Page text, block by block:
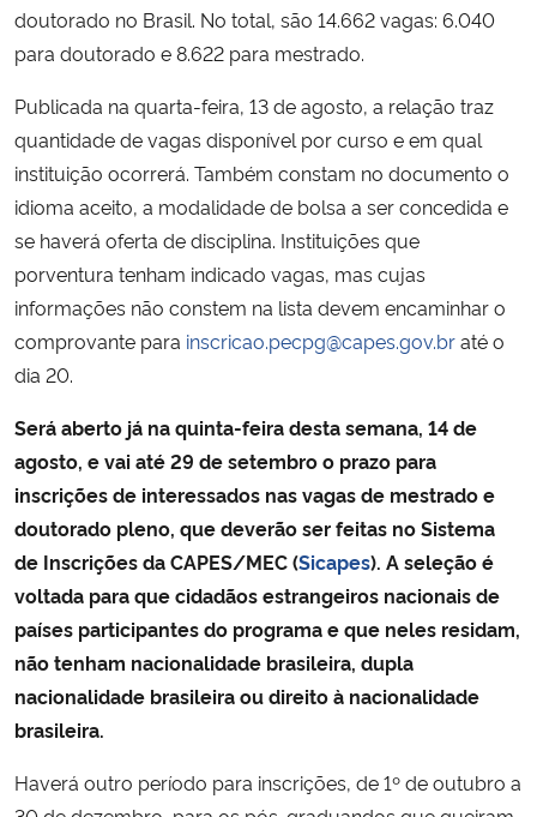
doutorado no Brasil. No total, são 14.662 vagas: 6.040
para doutorado e 8.622 para mestrado.
Publicada na quarta-feira, 13 de agosto, a relação traz
quantidade de vagas disponível por curso e em qual
instituição ocorrerá. Também constam no documento o
idioma aceito, a modalidade de bolsa a ser concedida e
se haverá oferta de disciplina. Instituições que
porventura tenham indicado vagas, mas cujas
informações não constem na lista devem encaminhar o
comprovante para inscricao.pecpg@capes.gov.braté o
dia 20.
Será aberto já na quinta-feira desta semana, 14 de
agosto, e vai até 29 de setembro o prazo para
inscrições de interessados nas vagas de mestrado e
doutorado pleno, que deverão ser feitas no Sistema
de Inscrições da CAPES/MEC (Sicapes). A seleção é
voltada para que cidadãos estrangeiros nacionais de
países participantes do programa e que neles residam,
não tenham nacionalidade brasileira, dupla
nacionalidade brasileira ou direito à nacionalidade
brasileira.
Haverá outro período para inscrições, de 1º de outubro a